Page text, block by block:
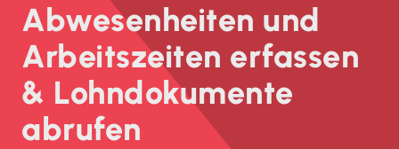
Abwesenheiten und
Arbeitszeiten erfassen
& Lohn­dokumente
abrufen